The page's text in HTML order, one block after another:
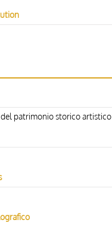
patrimonio storico artistico